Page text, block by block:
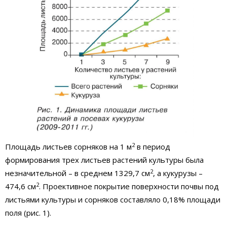
Площадь листьев сорняков на 1 м2в период
формирования трех листьев растений культуры была
незначительной – в среднем 1329,7 см2, а кукурузы –
474,6 см2. Проективное покрытие поверхности почвы под
листьями культуры и сорняков составляло 0,18% площади
поля (рис. 1).